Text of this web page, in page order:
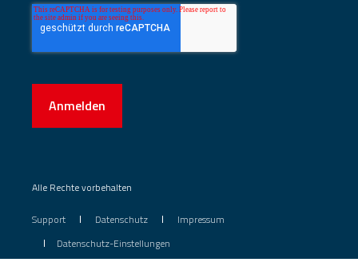
Anmelden
Alle Rechte vorbehalten
Support Datenschutz
Impressum
Datenschutz-Einstellungen